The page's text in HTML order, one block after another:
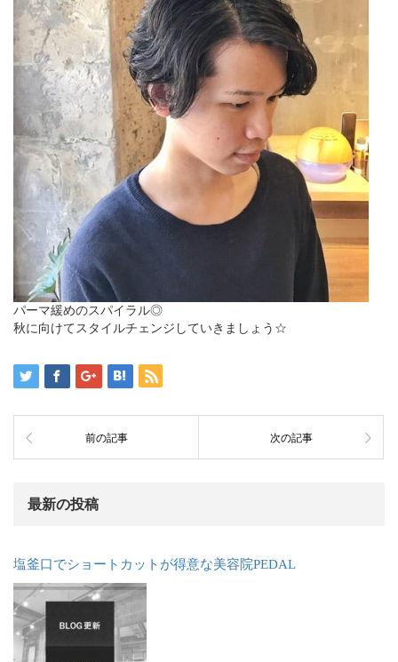
パーマ緩めのスパイラル◎
秋に向けてスタイルチェンジしていきましょう☆
前の記事 次の記事
最新の投稿
塩釜口でショートカットが得意な美容院PEDAL